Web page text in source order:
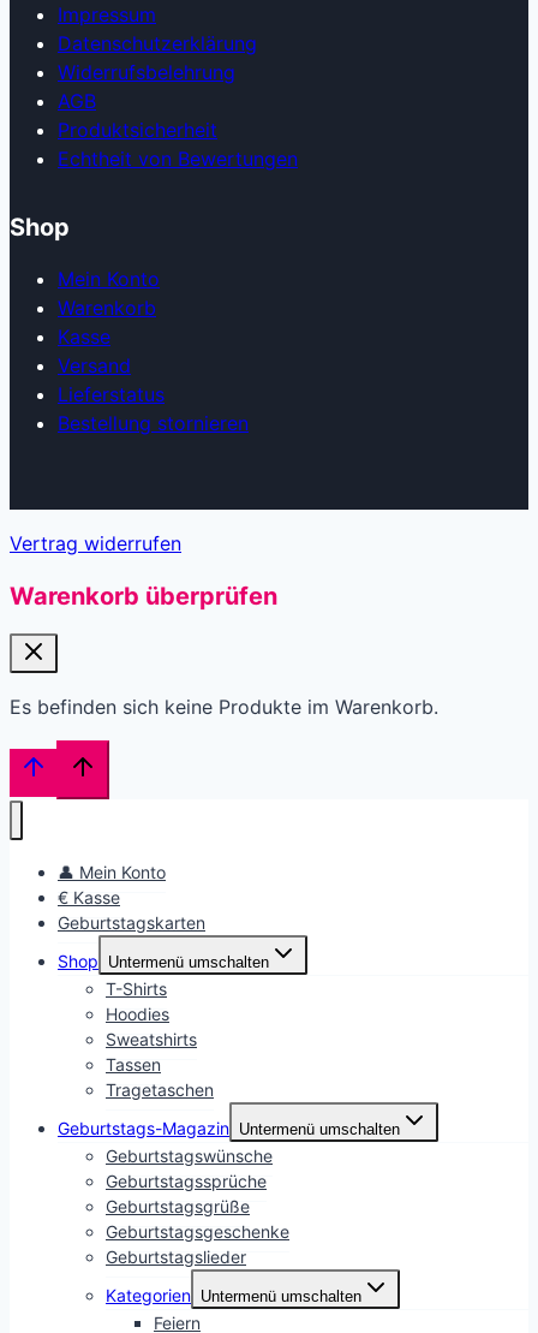
Impressum
Datenschutzerklärung
Widerrufsbelehrung
AGB
Produkt­sicherheit
Echtheit von Bewertungen
Shop
Mein Konto
Warenkorb
Kasse
Versand
Lieferstatus
Bestellung stornieren
Vertrag widerrufen
Warenkorb überprüfen
Es befinden sich keine Produkte im Warenkorb.
👤 Mein Konto
€ Kasse
Geburtstagskarten
Shop
Untermenü umschalten
T-Shirts
Hoodies
Sweatshirts
Tassen
Tragetaschen
Geburtstags-Magazin Untermenü umschalten
Geburtstagswünsche
Geburtstagssprüche
Geburtstagsgrüße
Geburtstagsgeschenke
Geburtstagslieder
Kategorien Untermenü umschalten
Feiern